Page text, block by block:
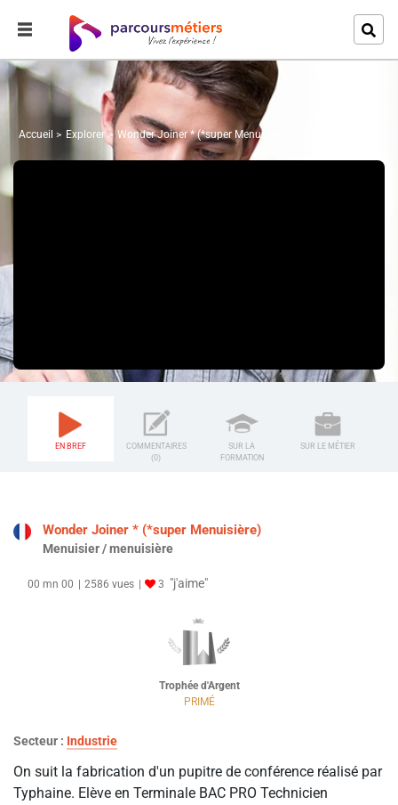
Accueil Explorer Wonder Joiner * (*super Menuisière)
EN BREF
COMMENTAIRES
(0)
SUR LA
FORMATION
SUR LE MÉTIER
Wonder Joiner * (*super Menuisière)
Menuisier / menuisière
00 mn 00 2586 vues 3 "j'aime"
Trophée d'Argent
PRIMÉ
Secteur : Industrie
On suit la fabrication d'un pupitre de conférence réalisé par
Typhaine. Elève en Terminale BAC PRO Technicien